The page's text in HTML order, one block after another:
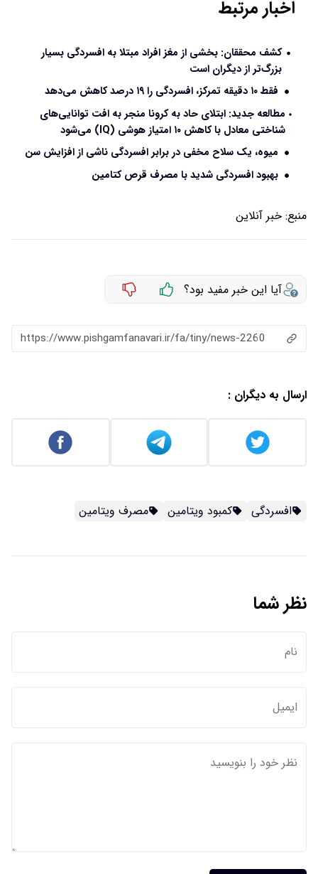
اخبار مرتبط
کشف محققان: بخشی از مغز افراد مبتلا به افسردگی بسیار
بزرگ‌تر از دیگران است
فقط ۱۰ دقیقه تمرکز، افسردگی را ۱۹ درصد کاهش می‌دهد
مطالعه جدید: ابتلای حاد به کرونا منجر به افت توانایی‌های
شناختی معادل با کاهش ۱۰ امتیاز هوشی (IQ) می‌شود
میوه، یک سلاح مخفی در برابر افسردگی ناشی از افزایش سن
بهبود افسردگی شدید با مصرف قرص کتامین
منبع: خبر آنلاین
آیا این خبر مفید بود؟
https://www.pishgamfanavari.ir/fa/tiny/news-2260
ارسال به دیگران :
افسردگی کمبود ویتامین مصرف ویتامین
نظر شما